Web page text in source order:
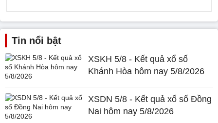
Tin nổi bật
XSKH 5/8 - Kết quả xổ số
Khánh Hòa hôm nay 5/8/2026
XSDN 5/8 - Kết quả xổ số Đồng
Nai hôm nay 5/8/2026